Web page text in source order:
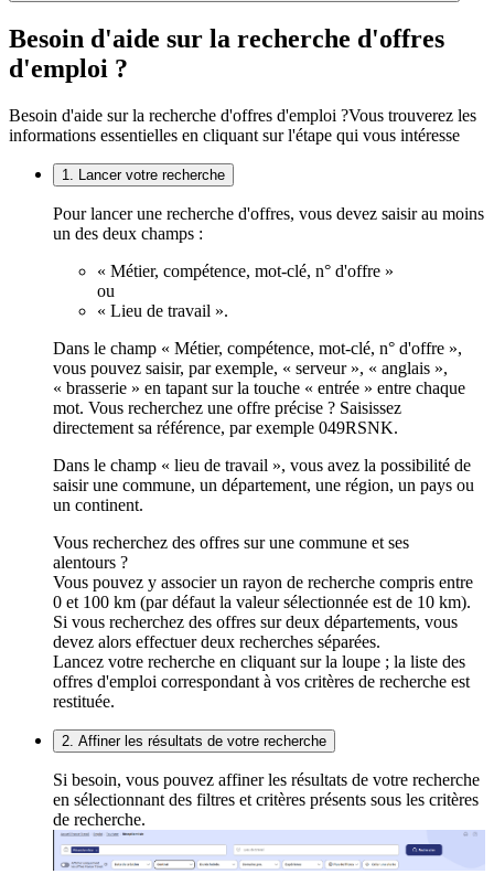
Besoin d'aide sur la recherche d'offres
d'emploi ?
Besoin d'aide sur la recherche d'offres d'emploi ?Vous trouverez les
informations essentielles en cliquant sur l'étape qui vous intéresse
1. Lancer votre recherche
Pour lancer une recherche d'offres, vous devez saisir au moins
un des deux champs :
« Métier, compétence, mot-clé, n° d'offre »
ou
« Lieu de travail ».
Dans le champ « Métier, compétence, mot-clé, n° d'offre »,
vous pouvez saisir, par exemple, « serveur », « anglais »,
« brasserie » en tapant sur la touche « entrée » entre chaque
mot. Vous recherchez une offre précise ? Saisissez
directement sa référence, par exemple 049RSNK.
Dans le champ « lieu de travail », vous avez la possibilité de
saisir une commune, un département, une région, un pays ou
un continent.
Vous recherchez des offres sur une commune et ses
alentours ?
Vous pouvez y associer un rayon de recherche compris entre
0 et 100 km (par défaut la valeur sélectionnée est de 10 km).
Si vous recherchez des offres sur deux départements, vous
devez alors effectuer deux recherches séparées.
Lancez votre recherche en cliquant sur la loupe ; la liste des
offres d'emploi correspondant à vos critères de recherche est
restituée.
2. Affiner les résultats de votre recherche
Si besoin, vous pouvez affiner les résultats de votre recherche
en sélectionnant des filtres et critères présents sous les critères
de recherche.